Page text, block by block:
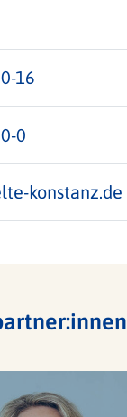
16
0
konstanz.de